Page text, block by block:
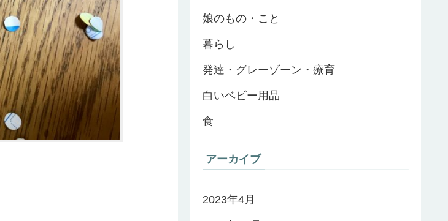
娘のもの・こと
暮らし
発達・グレーゾーン・療育
白いベビー用品
食
アーカイブ
2023年4月